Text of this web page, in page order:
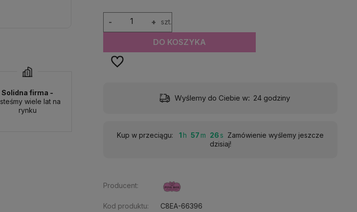
Solidna firma -
wiele lat na
rynku
+
- szt.
DO KOSZYKA
- (punkty odbioru) Wyślemy do Ciebie w: 24 godziny
Kup w przeciągu: 1 57 24
Zamówienie wyślemy jeszcze
dzisiaj!
Producent:
Kod produktu:
C8EA-66396